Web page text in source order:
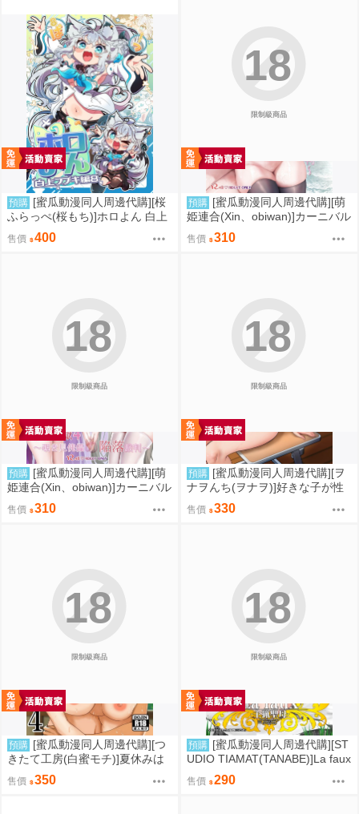
預購 [蜜瓜動漫同人周邊代購][桜
ふらっぺ(桜もち)]ホロよん 白上
フブキ編8(Hololive)(同人誌)
售價 400
限制級商品
18
預購 [蜜瓜動漫同人周邊代購][萌
姫連合(Xin、obiwan)]カーニバル
43-混浴地獄3 ～幻月遊戯の性転
換裁判～(崩壞：星穹鐵道)(同人
售價 310
限制級商品
18
預購 [蜜瓜動漫同人周邊代購][萌
姫連合(Xin、obiwan)]カーニバル
44-混浴地獄4 ～覗き見傀儡の陥
落裁判～(崩壞：星穹鐵道)(同人
售價 310
限制級商品
18
預購 [蜜瓜動漫同人周邊代購][ヲ
ナヲんち(ヲナヲ)]好きな子が性
処理係に選ばれる話(同人誌)
售價 330
限制級商品
18
預購 [蜜瓜動漫同人周邊代購][つ
きたて工房(白蜜モチ)]夏休みは
お姉ちゃんといっしょに4(同人
誌)
售價 350
限制級商品
18
預購 [蜜瓜動漫同人周邊代購][ST
UDIO TIAMAT(TANABE)]La faux
-主猟聖母-(FGO)(同人誌)
售價 290